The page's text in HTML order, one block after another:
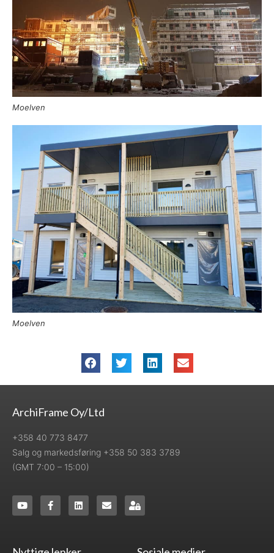
Moelven
Moelven
ArchiFrame Oy/Ltd
+358 40 773 8477
Salg og markedsføring +358 50 383 3789
(GMT 7:00 – 15:00)